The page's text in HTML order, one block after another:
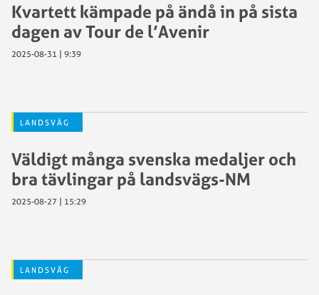
Kvartett kämpade på ändå in på sista
dagen av Tour de l’Avenir
2025-08-31 | 9:39
LANDSVÄG
Väldigt många svenska medaljer och
bra tävlingar på landsvägs-NM
2025-08-27 | 15:29
LANDSVÄG